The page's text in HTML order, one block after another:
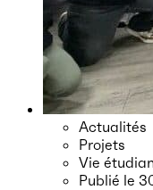
Actualités
Projets
Vie
Publié le